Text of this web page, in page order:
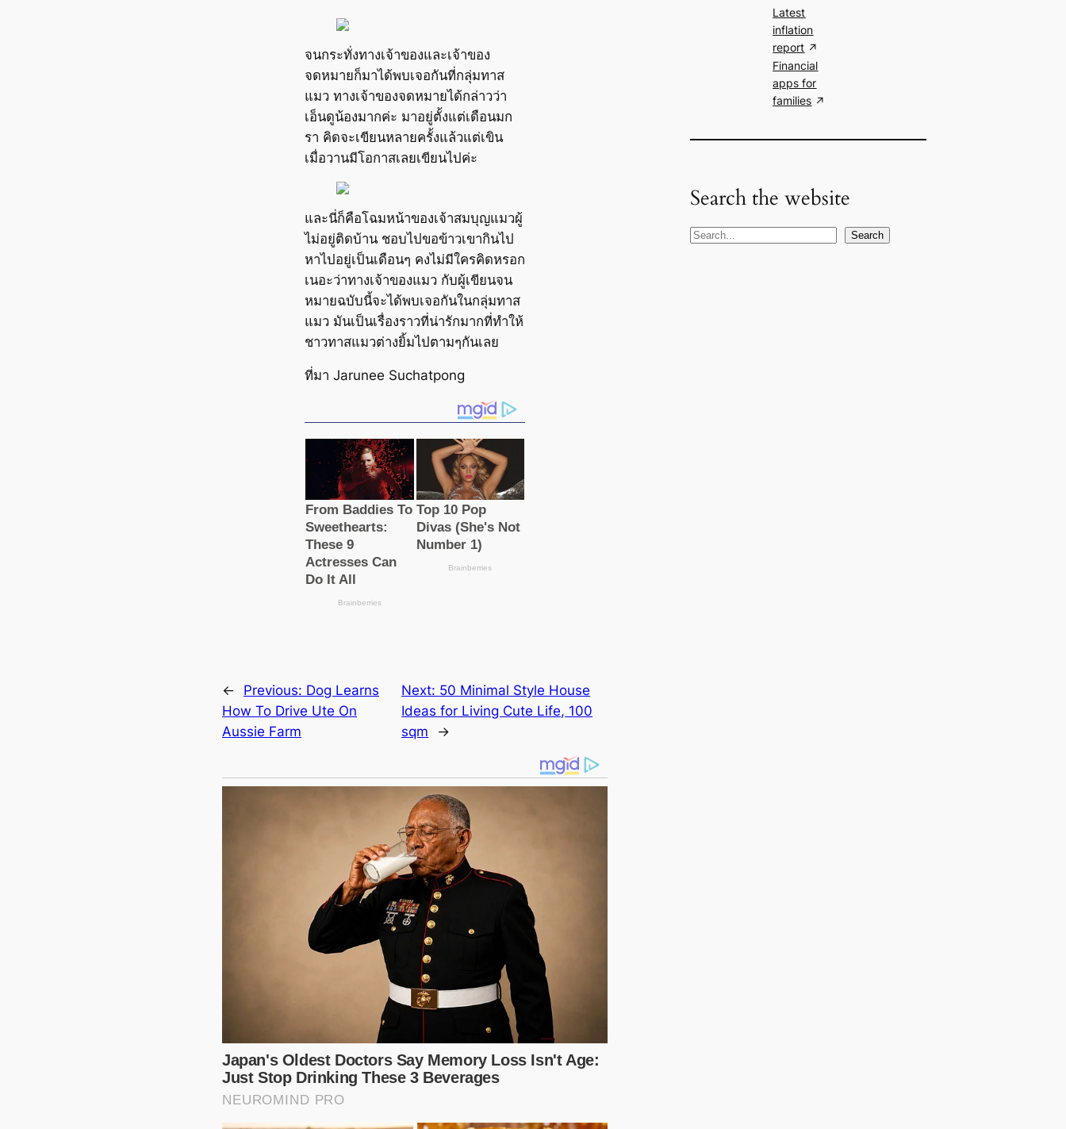
จนกระทั่งทางเจ้าของและเจ้าของ
จดหมายก็มาได้พบเจอกันที่กลุ่มทาส
แมว ทางเจ้าของจดหมายได้กล่าวว่า
เอ็นดูน้องมากค่ะ มาอยู่ตั้งแต่เดือนมก
รา คิดจะเขียนหลายครั้งแล้วแต่เขิน
เมื่อวานมีโอกาสเลยเขียนไปค่ะ
และนี่ก็คือโฉมหน้าของเจ้าสมบุญแมวผู้
ไม่อยู่ติดบ้าน ชอบไปขอข้าวเขากินไป
หาไปอยู่เป็นเดือนๆ คงไม่มีใครคิดหรอก
เนอะว่าทางเจ้าของแมว กับผู้เขียนจน
หมายฉบับนี้จะได้พบเจอกันในกลุ่มทาส
แมว มันเป็นเรื่องราวที่น่ารักมากที่ทำให้
ชาวทาสแมวต่างยิ้มไปตามๆกันเลย
ที่มา Jarunee Suchatpong
← Previous: Dog Learns
How To Drive Ute On
Aussie Farm
Next: 50 Minimal Style House
Ideas for Living Cute Life, 100
sqm
→
Latest
inflation
report
Financial
apps for
families
Search the website
S
Search